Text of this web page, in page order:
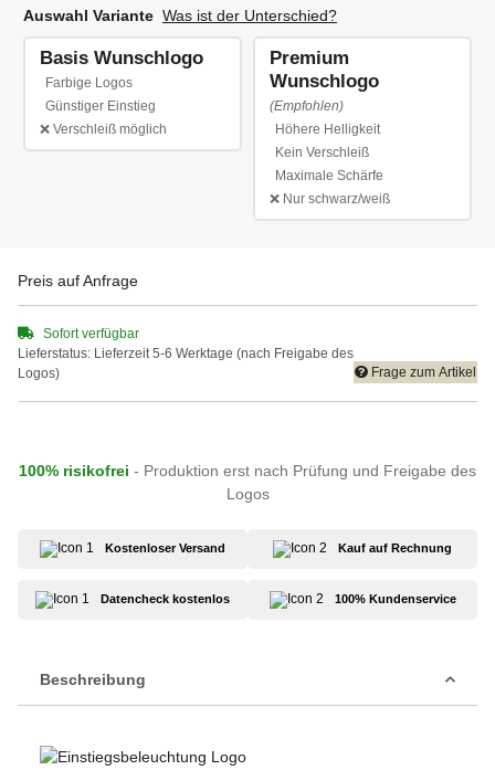
Auswahl Variante Was ist der Unterschied?
Basis Wunschlogo
Farbige Logos
Günstiger Einstieg
❌ Verschleiß möglichBasis Wunschlogo
Premium
Wunschlogo
(Empfohlen)
Höhere Helligkeit
Kein Verschleiß
Maximale Schärfe
❌ Nur schwarz/weißPremium
Preis auf Anfrage
Sofort verfügbar
Lieferstatus: Lieferzeit 5-6 Werktage (nach Freigabe des
Logos)
Frage zum Artikel
100% risikofrei - Produktion erst nach Prüfung und Freigabe des
Logos
Kostenloser Versand Kauf auf Rechnung
Datencheck kostenlos 100% Kundenservice
Beschreibung